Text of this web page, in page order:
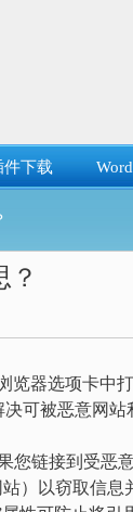
件下载
？
览器选项卡中
可被恶意网站
您链接到受恶
）以窃取信息